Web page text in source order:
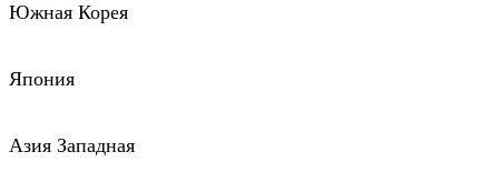
Южная Корея
Япония
Азия Западная